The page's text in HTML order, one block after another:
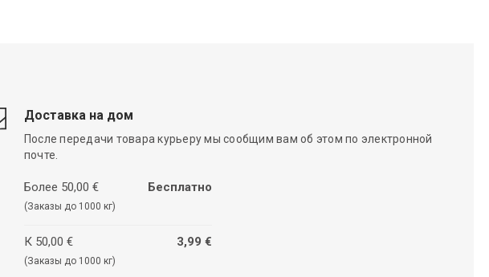
Доставка на дом
После передачи товара курьеру мы сообщим вам об этом по электронной
почте.
Более 50,00 €
(Заказы до 1000 кг)
Бесплатно
К 50,00 €
(Заказы до 1000 кг)
3,99 €